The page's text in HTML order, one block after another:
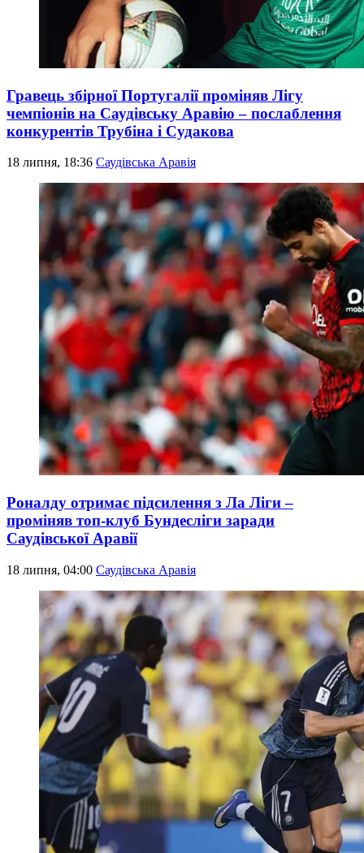
Гравець збірної Португалії проміняв Лігу
чемпіонів на Саудівську Аравію – послаблення
конкурентів Трубіна і Судакова
18 липня, 18:36 Саудівська Аравія
Роналду отримає підсилення з Ла Ліги –
проміняв топ-клуб Бундесліги заради
Саудівської Аравії
18 липня, 04:00 Саудівська Аравія